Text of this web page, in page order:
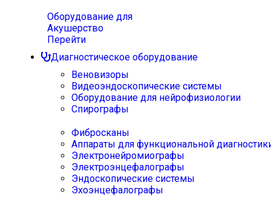
Оборудование для
Акушерство
Перейти
Диагностическое оборудование
Веновизоры
Видеоэндоскопические системы
Оборудование для нейрофизиологии
Спирографы
Фибросканы
Аппараты для функциональной
Электронейромиографы
Электроэнцефалографы
Эндоскопические системы
Эхоэнцефалографы